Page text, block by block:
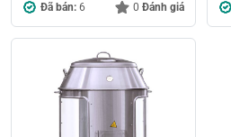
Đã bán: 6 0 Đánh giá